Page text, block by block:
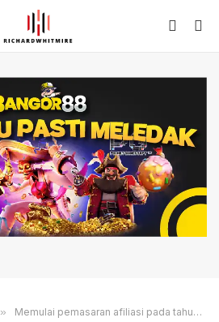
» Memulai pemasaran afiliasi pada tahun 2025